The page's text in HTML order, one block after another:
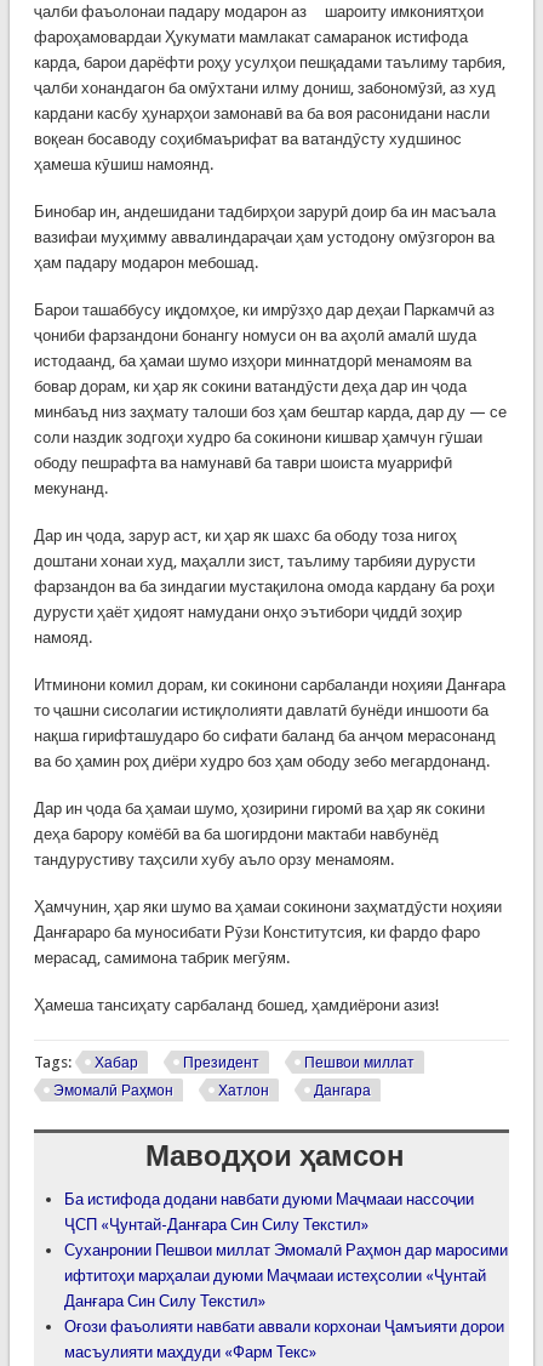
ҷалби фаъолонаи падару модарон аз шароиту имкониятҳои
фароҳамовардаи Ҳукумати мамлакат самаранок истифода
карда, барои дарёфти роҳу усулҳои пешқадами таълиму тарбия,
ҷалби хонандагон ба омӯхтани илму дониш, забономӯзӣ, аз худ
кардани касбу ҳунарҳои замонавӣ ва ба воя расонидани насли
воқеан босаводу соҳибмаърифат ва ватандӯсту худшинос
ҳамеша кӯшиш намоянд.
Бинобар ин, андешидани тадбирҳои зарурӣ доир ба ин масъала
вазифаи муҳимму аввалиндараҷаи ҳам устодону омӯзгорон ва
ҳам падару модарон мебошад.
Барои ташаббусу иқдомҳое, ки имрӯзҳо дар деҳаи Паркамчӣ аз
ҷониби фарзандони бонангу номуси он ва аҳолӣ амалӣ шуда
истодаанд, ба ҳамаи шумо изҳори миннатдорӣ менамоям ва
бовар дорам, ки ҳар як сокини ватандӯсти деҳа дар ин ҷода
минбаъд низ заҳмату талоши боз ҳам бештар карда, дар ду — се
соли наздик зодгоҳи худро ба сокинони кишвар ҳамчун гӯшаи
ободу пешрафта ва намунавӣ ба таври шоиста муаррифӣ
мекунанд.
Дар ин ҷода, зарур аст, ки ҳар як шахс ба ободу тоза нигоҳ
доштани хонаи худ, маҳалли зист, таълиму тарбияи дурусти
фарзандон ва ба зиндагии мустақилона омода кардану ба роҳи
дурусти ҳаёт ҳидоят намудани онҳо эътибори ҷиддӣ зоҳир
намояд.
Итминони комил дорам, ки сокинони сарбаланди ноҳияи Данғара
то ҷашни сисолагии истиқлолияти давлатӣ бунёди иншооти ба
нақша гирифташударо бо сифати баланд ба анҷом мерасонанд
ва бо ҳамин роҳ диёри худро боз ҳам ободу зебо мегардонанд.
Дар ин ҷода ба ҳамаи шумо, ҳозирини гиромӣ ва ҳар як сокини
деҳа барору комёбӣ ва ба шогирдони мактаби навбунёд
тандурустиву таҳсили хубу аъло орзу менамоям.
Ҳамчунин, ҳар яки шумо ва ҳамаи сокинони заҳматдӯсти ноҳияи
Данғараро ба муносибати Рӯзи Конститутсия, ки фардо фаро
мерасад, самимона табрик мегӯям.
Ҳамеша тансиҳату сарбаланд бошед, ҳамдиёрони азиз!
Tags: Хабар Президент
Пешвои миллат
Эмомалӣ Раҳмон
Хатлон Дангара
Маводҳои ҳамсон
Ба истифода додани навбати дуюми Маҷмааи нассоҷии
ҶСП «Ҷунтай-Данғара Син Силу Текстил»
Суханронии Пешвои миллат Эмомалӣ Раҳмон дар маросими
ифтитоҳи марҳалаи дуюми Маҷмааи истеҳсолии «Ҷунтай
Данғара Син Силу Текстил»
Оғози фаъолияти навбати аввали корхонаи Ҷамъияти дорои
масъулияти маҳдуди «Фарм Текс»